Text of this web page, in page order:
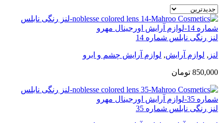
لنز رنگی نابلس شماره 14
لنز , لوازم آرایش, لوازم آرایش چشم و ابرو
850,000 تومان
لنز رنگی نابلس شماره 35